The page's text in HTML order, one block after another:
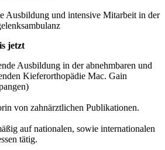
Ausbildung und intensive Mitarbeit in der
jetzt
Ausbildung in der abnehmbaren und
Kieferorthopädie Mac. Gain
von zahnärztlichen Publikationen.
auf nationalen, sowie internationalen
tätig.